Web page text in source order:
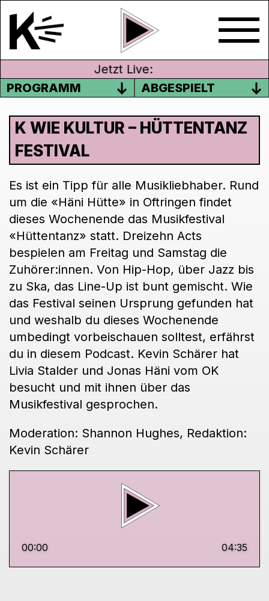
Jetzt Live:
PROGRAMM
ABGESPIELT
K WIE KULTUR – HÜTTENTANZ
FESTIVAL
Es ist ein Tipp für alle Musikliebhaber. Rund
um die «Häni Hütte» in Oftringen findet
dieses Wochenende das Musikfestival
«Hüttentanz» statt. Dreizehn Acts
bespielen am Freitag und Samstag die
Zuhörer:innen. Von Hip-Hop, über Jazz bis
zu Ska, das Line-Up ist bunt gemischt. Wie
das Festival seinen Ursprung gefunden hat
und weshalb du dieses Wochenende
umbedingt vorbeischauen solltest, erfährst
du in diesem Podcast. Kevin Schärer hat
Livia Stalder und Jonas Häni vom OK
besucht und mit ihnen über das
Musikfestival gesprochen.
Moderation: Shannon Hughes, Redaktion:
Kevin Schärer
00:00 04:35